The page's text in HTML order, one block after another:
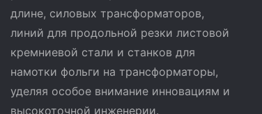
длине, силовых трансформаторов,
линий для продольной резки листовой
кремниевой стали и станков для
намотки фольги на трансформаторы,
уделяя особое внимание инновациям и
высокоточной инженерии.